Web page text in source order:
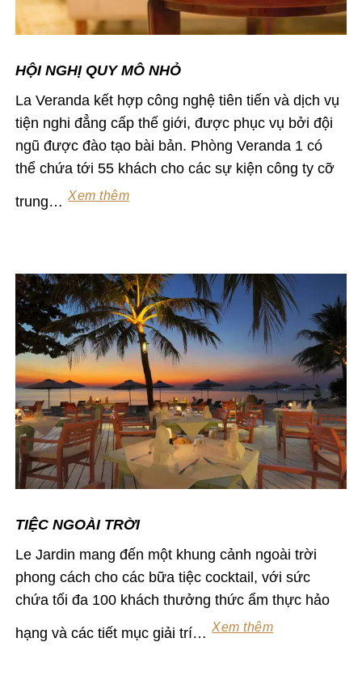
HỘI NGHỊ QUY MÔ NHỎ
La Veranda kết hợp công nghệ tiên tiến và dịch vụ
tiện nghi đẳng cấp thế giới, được phục vụ bởi đội
ngũ được đào tạo bài bản. Phòng Veranda 1 có
thể chứa tới 55 khách cho các sự kiện công ty cỡ
trung… Xem thêm
TIỆC NGOÀI TRỜI
Le Jardin mang đến một khung cảnh ngoài trời
phong cách cho các bữa tiệc cocktail, với sức
chứa tối đa 100 khách thưởng thức ẩm thực hảo
hạng và các tiết mục giải trí… Xem thêm